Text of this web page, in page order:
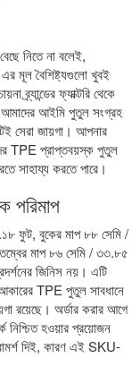
নিতে না বলেই,
মূল বৈশিষ্ট্যগুলো খুবই
ব্র্যান্ডের ফ্যাক্টরি থেকে
আইমি পুতুল সংগ্রহ
সেরা জায়গা। আপনার
TPE প্রাপ্তবয়স্ক পুতুল
সাহায্য করতে পারে।
পরিমাপ
ফুট, বুকের মাপ ৮৮ সেমি /
মাপ ৮৬ সেমি / ৩৩.৮৫
জিনিস নয়। এটি
TPE পুতুল সাবধানে
রয়েছে। অর্ডার করার আগে
নিশ্চিত হওয়ার প্রয়োজন
দিই, কারণ এই SKU-